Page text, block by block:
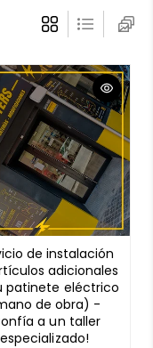
de instalación
adicionales
patinete eléctrico
de obra) -
a un taller
especializado!